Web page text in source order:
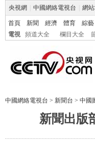
央視網 中國網絡電視台 網
首頁 新聞 經濟 體育 綜藝
電視
頻道大全 欄目大全
中國網絡電視台 > 新聞台 > 中國
新聞出版